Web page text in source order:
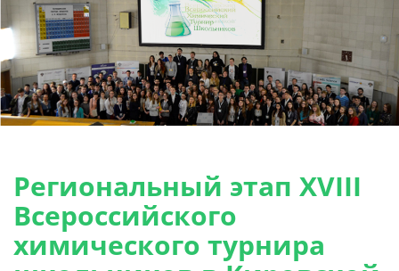
Региональный этап XVIII
Всероссийского
химического турнира